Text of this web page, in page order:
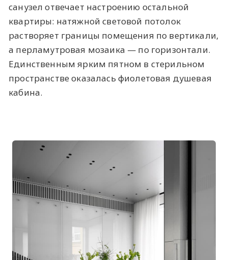
санузел отвечает настроению остальной
квартиры: натяжной световой потолок
растворяет границы помещения по вертикали,
а перламутровая мозаика — по горизонтали.
Единственным ярким пятном в стерильном
пространстве оказалась фиолетовая душевая
кабина.